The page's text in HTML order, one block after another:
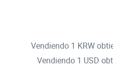
Vendiendo 1 KRW
Vendiendo 1 USD